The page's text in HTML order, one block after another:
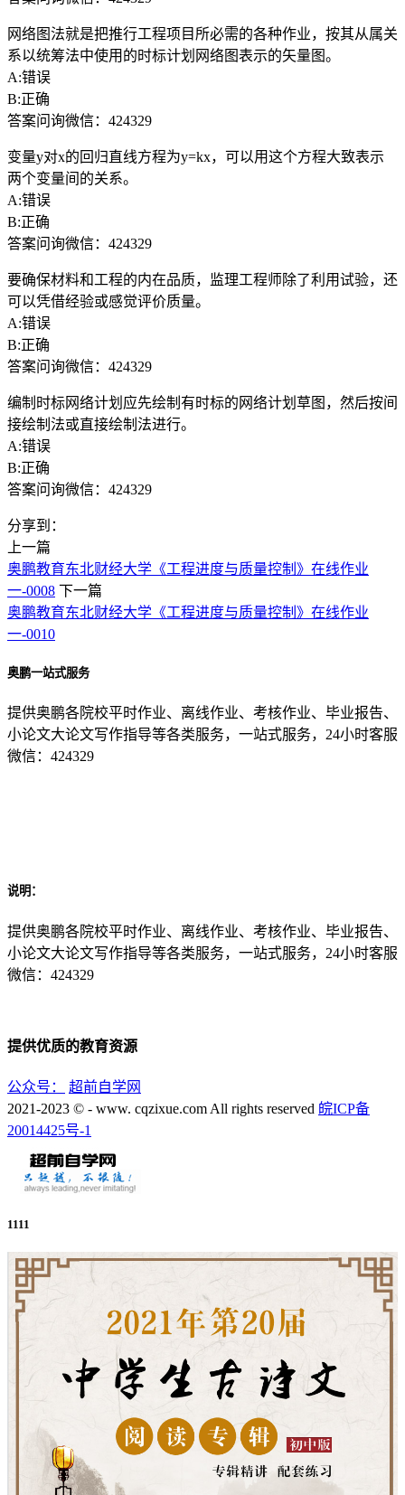
网络图法就是把推行工程项目所必需的各种作业，按其从属关
系以统筹法中使用的时标计划网络图表示的矢量图。
A:错误
B:正确
答案问询微信：424329
变量y对x的回归直线方程为y=kx，可以用这个方程大致表示
两个变量间的关系。
A:错误
B:正确
答案问询微信：424329
要确保材料和工程的内在品质，监理工程师除了利用试验，还
可以凭借经验或感觉评价质量。
A:错误
B:正确
答案问询微信：424329
编制时标网络计划应先绘制有时标的网络计划草图，然后按间
接绘制法或直接绘制法进行。
A:错误
B:正确
答案问询微信：424329
分享到：
上一篇
奥鹏教育东北财经大学《工程进度与质量控制》在线作业
一-0008 下一篇
奥鹏教育东北财经大学《工程进度与质量控制》在线作业
一-0010
奥鹏一站式服务
提供奥鹏各院校平时作业、离线作业、考核作业、毕业报告、
小论文大论文写作指导等各类服务，一站式服务，24小时客服
微信：424329
说明：
提供奥鹏各院校平时作业、离线作业、考核作业、毕业报告、
小论文大论文写作指导等各类服务，一站式服务，24小时客服
微信：424329
提供优质的教育资源
公众号：
超前自学网
2021-2023 © - www. cqzixue.com All rights reserved 皖ICP备
20014425号-1
1111